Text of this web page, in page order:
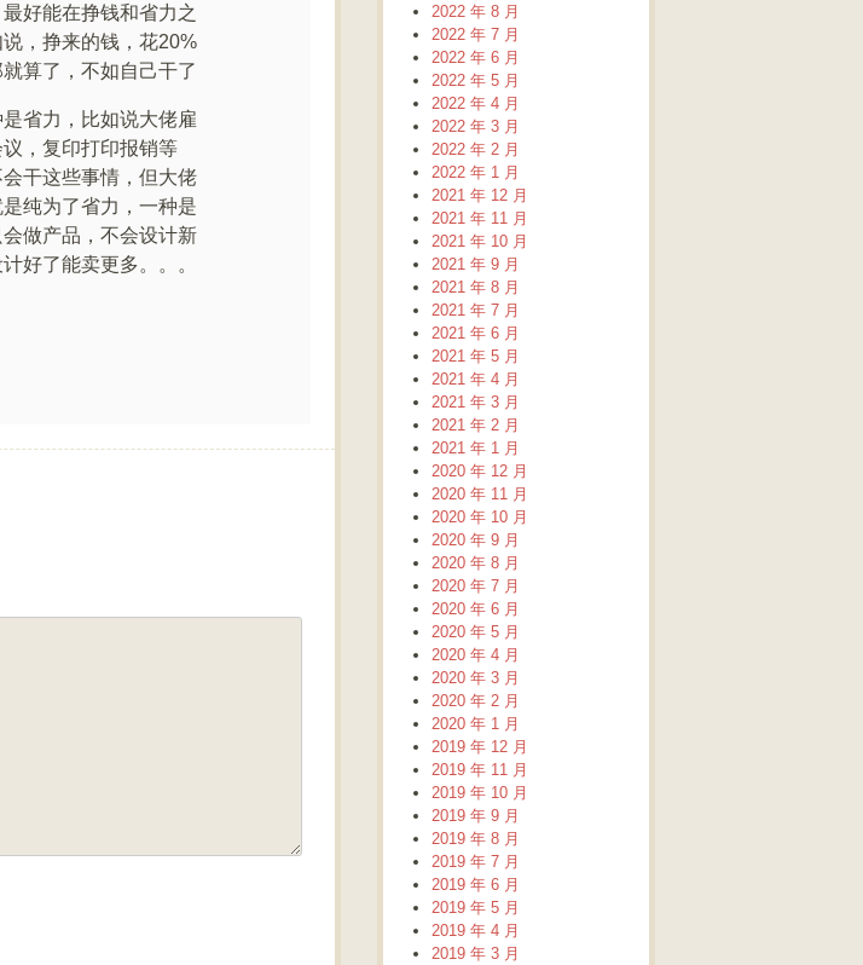
好能在挣钱和省力之
，挣来的钱，花20%
算了，不如自己干了
省力，比如说大佬雇
，复印打印报销等
干这些事情，但大佬
纯为了省力，一种是
做产品，不会设计新
好了能卖更多。。。
2022 年 8 月
2022 年 7 月
2022 年 6 月
2022 年 5 月
2022 年 4 月
2022 年 3 月
2022 年 2 月
2022 年 1 月
2021 年 12 月
2021 年 11 月
2021 年 10 月
2021 年 9 月
2021 年 8 月
2021 年 7 月
2021 年 6 月
2021 年 5 月
2021 年 4 月
2021 年 3 月
2021 年 2 月
2021 年 1 月
2020 年 12 月
2020 年 11 月
2020 年 10 月
2020 年 9 月
2020 年 8 月
2020 年 7 月
2020 年 6 月
2020 年 5 月
2020 年 4 月
2020 年 3 月
2020 年 2 月
2020 年 1 月
2019 年 12 月
2019 年 11 月
2019 年 10 月
2019 年 9 月
2019 年 8 月
2019 年 7 月
2019 年 6 月
2019 年 5 月
2019 年 4 月
2019 年 3 月